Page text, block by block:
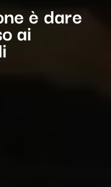
è dare
ai